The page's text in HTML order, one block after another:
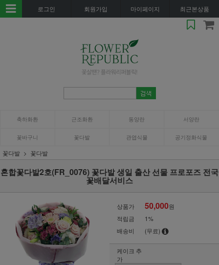
로그인 회원가입 마이페이지 최근본상품
축하화환 근조화환 동양란 서양란
꽃바구니 꽃다발 관엽식물 공기정화식물
꽃다발 꽃다발
혼합꽃다발2호(FR_0076) 꽃다발 생일 출산 선물 프로포즈 전국
꽃배달서비스
상품가 50,000원
적립금
1%
배송비
(무료)
케이크 추
가